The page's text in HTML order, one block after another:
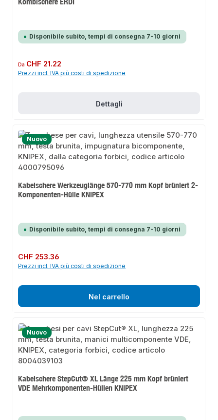
Disponibile subito, tempi di consegna 7-10 giorni
Prezzo normale:
Da CHF 21.22
Prezzi incl. IVA più costi di spedizione
Dettagli
Nuovo
Kabelschere Werkzeuglänge 570-770 mm Kopf brüniert 2-
Komponenten-Hülle KNIPEX
Disponibile subito, tempi di consegna 7-10 giorni
Prezzo normale:
CHF 253.36
Prezzi incl. IVA più costi di spedizione
Nel carrello
Nuovo
Kabelschere StepCut® XL Länge 225 mm Kopf brüniert
VDE Mehrkomponenten-Hüllen KNIPEX